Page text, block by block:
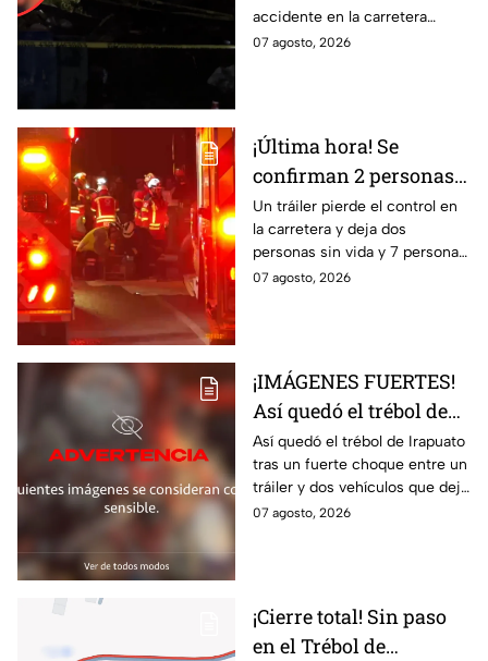
accid3nte en Irapuato
accidente en la carretera
Irapuato-Abasolo en el Trébol.
07 agosto, 2026
¡Última hora! Se
confirman 2 personas
fall3cidas y 7
lesion4dos en
accid3nte carretero en
Irapuato; esto se sabe
Un tráiler pierde el control en
la carretera y deja dos
personas sin vida y 7 personas
más lesionadas.
07 agosto, 2026
¡IMÁGENES FUERTES!
Así quedó el trébol de
Irapuato tras aparatoso
choque; hay mu3rtos y
lesionados
Así quedó el trébol de Irapuato
tras un fuerte choque entre un
tráiler y dos vehículos que dejó
dos muertos y siete personas
07 agosto, 2026
¡Cierre total! Sin paso
en el Trébol de